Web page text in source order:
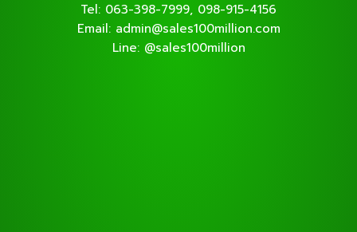
Tel: 063-398-7999, 098-915-4156
Email: admin@sales100million.com
Line: @sales100million